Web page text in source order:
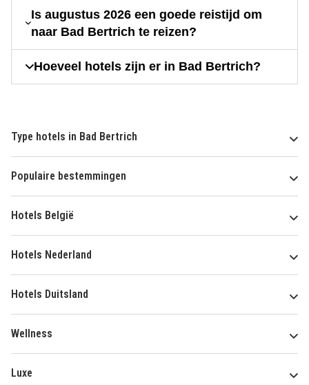
Is augustus 2026 een goede reistijd om
naar Bad Bertrich te reizen?
Hoeveel hotels zijn er in Bad Bertrich?
Type hotels in Bad Bertrich
Populaire bestemmingen
Hotels België
Hotels Nederland
Hotels Duitsland
Wellness
Luxe